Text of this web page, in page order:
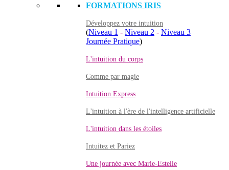
FORMATIONS IRIS
Développez votre intuition
(Niveau 1 - Niveau 2 - Niveau 3
Journée Pratique)
L'intuition du corps
Comme par magie
Intuition Express
L'intuition à l'ère de l'intelligence artificielle
L'intuition dans les étoiles
Intuitez et Pariez
Une journée avec Marie-Estelle